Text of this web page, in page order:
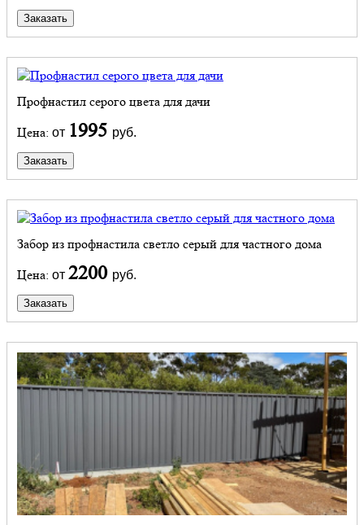
Заказать
Профнастил серого цвета для дачи
Цена: от 1995 руб.
Заказать
Забор из профнастила светло серый для частного дома
Цена: от 2200 руб.
Заказать